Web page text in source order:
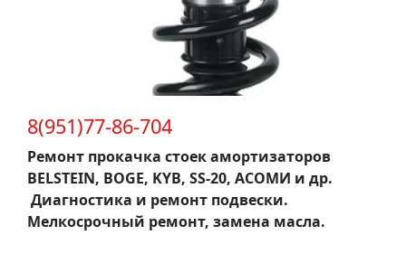
8(951)77-86-704
Ремонт прокачка стоек амортизаторов
BELSTEIN, BOGE, KYB, SS-20, АСОМИ и др.
Диагностика и ремонт подвески.
Мелкосрочный ремонт, замена масла.